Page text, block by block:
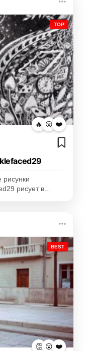
TOP
🔥 😮 ❤️
рисунки
рисует в…
BEST
👏 😮 ❤️